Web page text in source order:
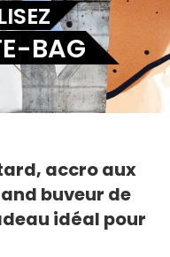
BAG
accro aux
buveur de
idéal pour